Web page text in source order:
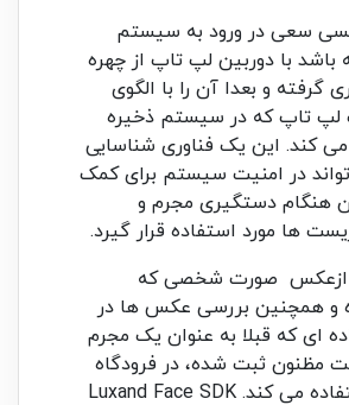
سعی در ورود به سیستم
باشد با دوربین لپ تاپ از چهره
گرفته و بعدا آن را با الگوی
تاپ که در سیستم ذخیره
کند. این یک فناوری شناسایی
در امنیت سیستم برای کمک
هنگام دستگیری مجرم و
ها مورد استفاده قرار گیرد.
ازعکس صورت شخصی که
و همچنین بررسی عکس ها در
ای که قبلا به عنوان یک مجرم
مظنون ثبت شده، در فرودگاه
یا خیابان استفاده می کند. Luxand Face SDK